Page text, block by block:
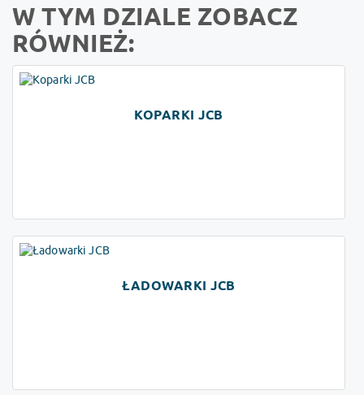
W TYM DZIALE ZOBACZ
RÓWNIEŻ:
KOPARKI JCB
ŁADOWARKI JCB